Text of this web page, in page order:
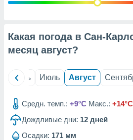
данных
Какая погода в Сан-
месяц август?
Июнь Июль Август
Средн. темп.: +9°C Макс.: +14°C
Дождливые дни: 12 дней
Осадки: 171 мм